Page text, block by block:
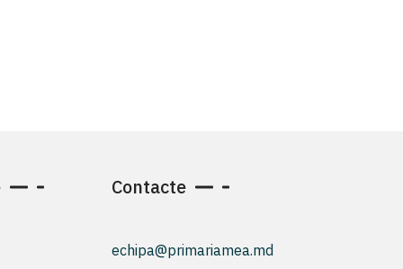
Contacte
echipa@primariamea.md